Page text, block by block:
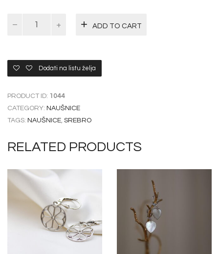
SRCE
SREBRO
ADD TO CART
Dodati na listu želja
PRODUCT ID: 1044
CATEGORY: NAUŠNICE
TAGS: NAUŠNICE SREBRO
RELATED PRODUCTS